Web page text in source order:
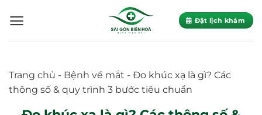
Đặt lịch khám
Trang chủ - Bệnh về mắt - Đo khúc xạ là gì? Các
thông số & quy trình 3 bước tiêu chuẩn